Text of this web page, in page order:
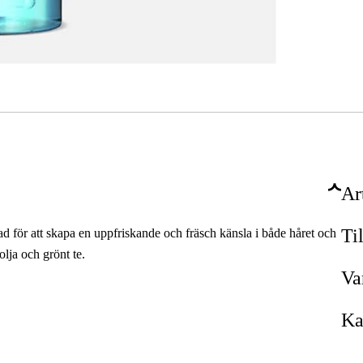
för att skapa en uppfriskande och fräsch känsla i både håret och
och grönt te.